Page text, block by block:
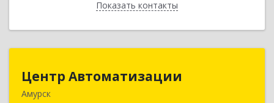
Показать контакты
Назад
Центр Автоматизации
Амурск
682640, Хабаровский край, Амурск г, Мира пр-